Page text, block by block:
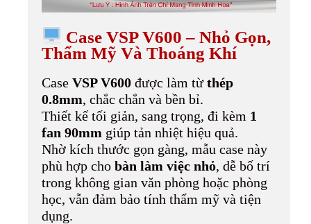
Case VSP V600 – Nhỏ Gọn,
Thẩm Mỹ Và Thoáng Khí
Case VSP V600 được làm từthép
0.8mm, chắc chắn và bền bỉ.
Thiết kế tối giản, sang trọng, đi kèm 1
fan 90mm giúp tản nhiệt hiệu quả.
Nhờ kích thước gọn gàng, mẫu case này
phù hợp cho bàn làm việc nhỏ, dễ bố trí
trong không gian văn phòng hoặc phòng
học, vẫn đảm bảo tính thẩm mỹ và tiện
dụng.